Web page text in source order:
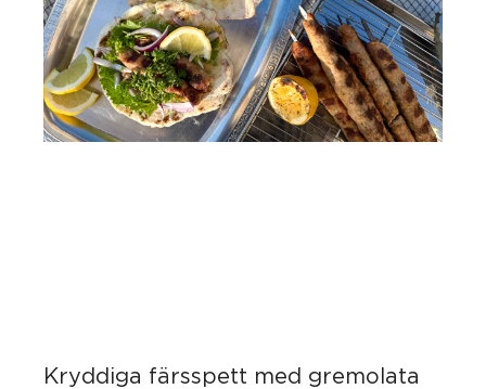
Kryddiga färsspett med gremolata